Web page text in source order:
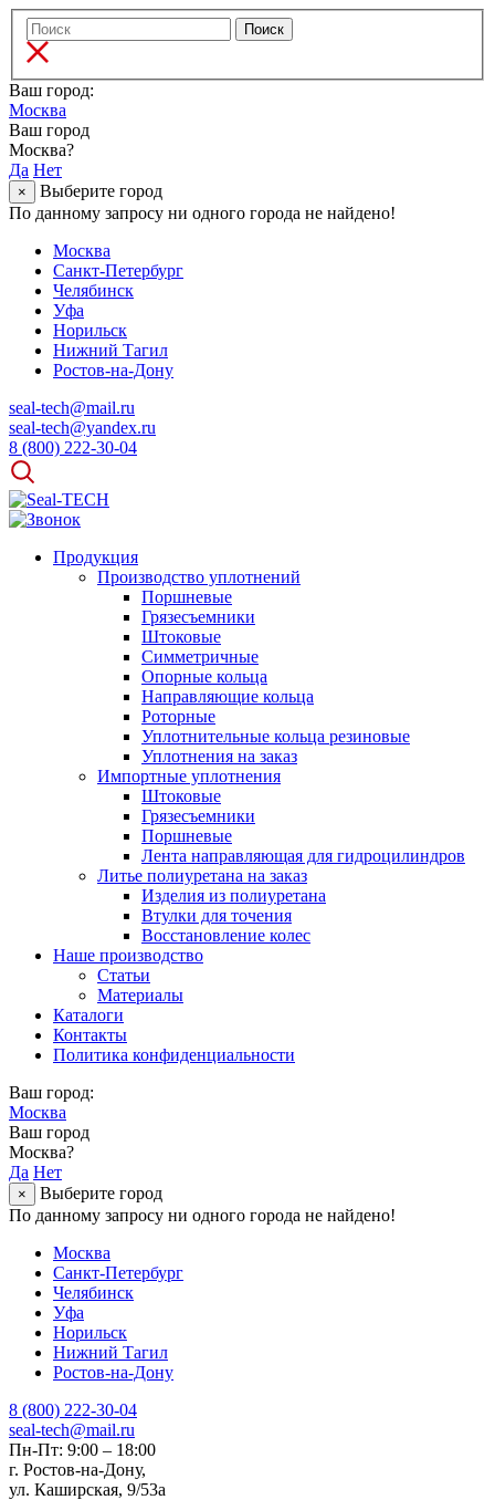
Ваш город:
Москва
Ваш город
Москва?
Да Нет
×
Выберите город
По данному запросу ни одного города не найдено!
Москва
Санкт-Петербург
Челябинск
Уфа
Норильск
Нижний Тагил
Ростов-на-Дону
seal-tech@mail.ru
seal-tech@yandex.ru
8 (800) 222-30-04
Продукция
Производство уплотнений
Поршневые
Грязесъемники
Штоковые
Симметричные
Опорные кольца
Направляющие кольца
Роторные
Уплотнительные кольца резиновые
Уплотнения на заказ
Импортные уплотнения
Штоковые
Грязесъемники
Поршневые
Лента направляющая для гидроцилиндров
Литье полиуретана на заказ
Изделия из полиуретана
Втулки для точения
Восстановление колес
Наше производство
Статьи
Материалы
Каталоги
Контакты
Политика конфиденциальности
Ваш город:
Москва
Ваш город
Москва?
Да Нет
×
Выберите город
По данному запросу ни одного города не найдено!
Москва
Санкт-Петербург
Челябинск
Уфа
Норильск
Нижний Тагил
Ростов-на-Дону
8 (800) 222-30-04
seal-tech@mail.ru
Пн-Пт: 9:00 – 18:00
г. Ростов-на-Дону,
ул. Каширская, 9/53а